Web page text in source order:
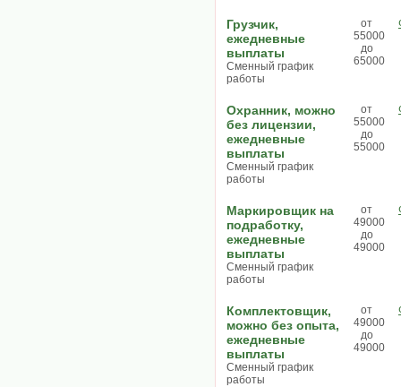
Грузчик,
ежедневные
выплаты
Сменный график
работы
от
55000
до
65000
Охранник, можно
без лицензии,
ежедневные
выплаты
Сменный график
работы
от
55000
до
55000
Маркировщик на
подработку,
ежедневные
выплаты
Сменный график
работы
от
49000
до
49000
Комплектовщик,
можно без опыта,
ежедневные
выплаты
Сменный график
работы
от
49000
до
49000